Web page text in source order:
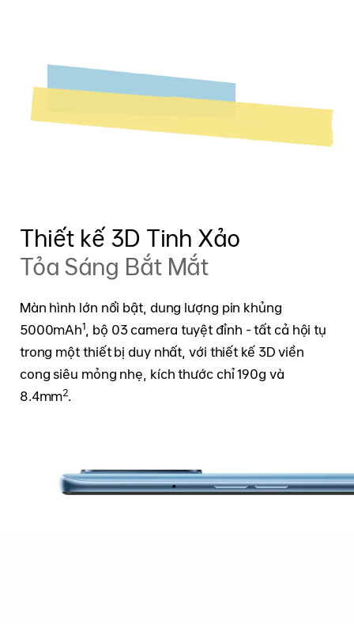
Thiết kế
Thiết kế 3D Tinh Xảo
Tỏa Sáng Bắt Mắt
Màn hình lớn nổi bật, dung lượng pin khủng
5000mAh1
, bộ 03 camera tuyệt đỉnh - tất cả hội tụ
trong một thiết bị duy nhất, với thiết kế 3D viền
cong siêu mỏng nhẹ, kích thước chỉ 190g và
8.4mm2.